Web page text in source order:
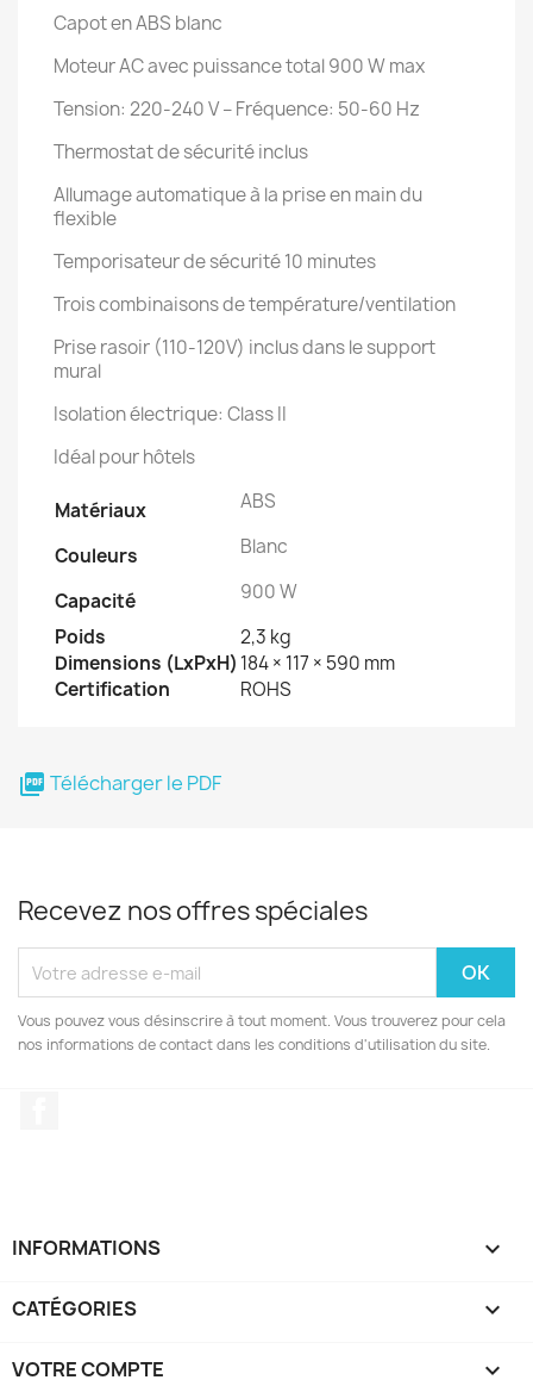
Capot en ABS blanc
Moteur AC avec puissance total 900 W max
Tension: 220-240 V – Fréquence: 50-60 Hz
Thermostat de sécurité inclus
Allumage automatique à la prise en main du
flexible
Temporisateur de sécurité 10 minutes
Trois combinaisons de température/ventilation
Prise rasoir (110-120V) inclus dans le support
mural
Isolation électrique: Class II
Idéal pour hôtels
Matériaux ABS
Couleurs Blanc
Capacité
900 W
Poids
2,3 kg
Dimensions (LxPxH) 184 × 117 × 590 mm
Certification
ROHS
 Télécharger le PDF
Recevez nos offres spéciales
Vous pouvez vous désinscrire à tout moment. Vous trouverez pour cela
nos informations de contact dans les conditions d'utilisation du site.
INFORMATIONS 
CATÉGORIES 
VOTRE COMPTE 